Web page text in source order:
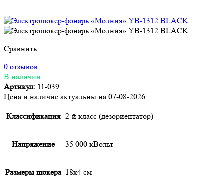
Сравнить
0 отзывов
В наличии
Артикул: 11-039
Цена и наличие актуальны на 07-08-2026
Классификация 2-й класс (дезориентатор)
Напряжение 35 000 кВольт
Размеры шокера 18х4 см